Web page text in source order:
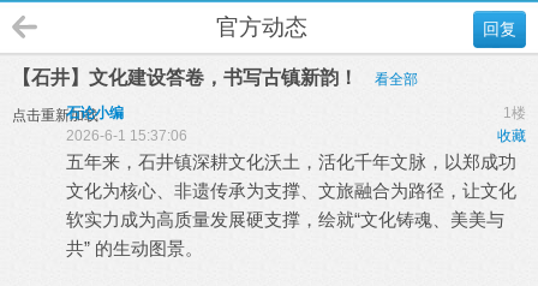
回复
官方动态
【石井】文化建设答卷，书写古镇新韵！ 看全部
点击重新加载 1楼
石论小编
收藏
2026-6-1 15:37:06
五年来，石井镇深耕文化沃土，活化千年文脉，以郑成功
文化为核心、非遗传承为支撑、文旅融合为路径，让文化
软实力成为高质量发展硬支撑，绘就“文化铸魂、美美与
共” 的生动图景。